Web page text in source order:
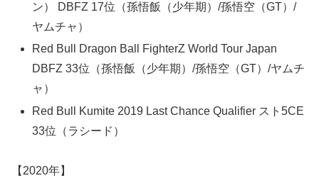
ン） DBFZ 17位（孫悟飯（少年期）/孫悟空（GT）/
ヤムチャ）
Red Bull Dragon Ball FighterZ World Tour Japan
DBFZ 33位（孫悟飯（少年期）/孫悟空（GT）/ヤムチ
ャ）
Red Bull Kumite 2019 Last Chance Qualifier スト5CE
33位（ラシード）
【2020年】